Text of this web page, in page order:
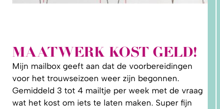
MAATWERK KOST GELD!
Mijn mailbox geeft aan dat de voorbereidingen
voor het trouwseizoen weer zijn begonnen.
Gemiddeld 3 tot 4 mailtje per week met de vraag
wat het kost om iets te laten maken. Super fijn
1.
WAAROM
PAST
NIKS
GOED?
DAT LIGT
NIET AAN